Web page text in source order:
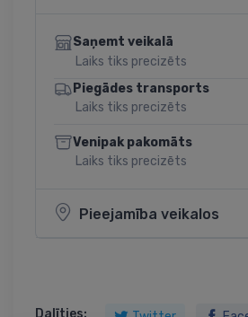
Saņemt veikalā
Laiks tiks precizēts
Piegādes transports
Laiks tiks precizēts
Venipak pakomāts
Laiks tiks precizēts
Pieejamība veikalos